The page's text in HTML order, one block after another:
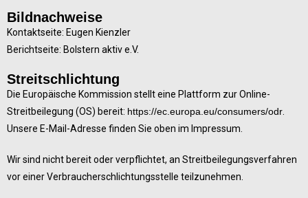
Bildnachweise
Kontaktseite: Eugen Kienzler
Berichtseite: Bolstern aktiv e.V.
Streitschlichtung
Die Europäische Kommission stellt eine Plattform zur Online-
Streitbeilegung (OS) bereit: https://ec.europa.eu/consumers/odr
Unsere E-Mail-Adresse finden Sie oben im Impressum.
Wir sind nicht bereit oder verpflichtet, an Streitbeilegungsverfahren
vor einer Verbraucherschlichtungsstelle teilzunehmen.